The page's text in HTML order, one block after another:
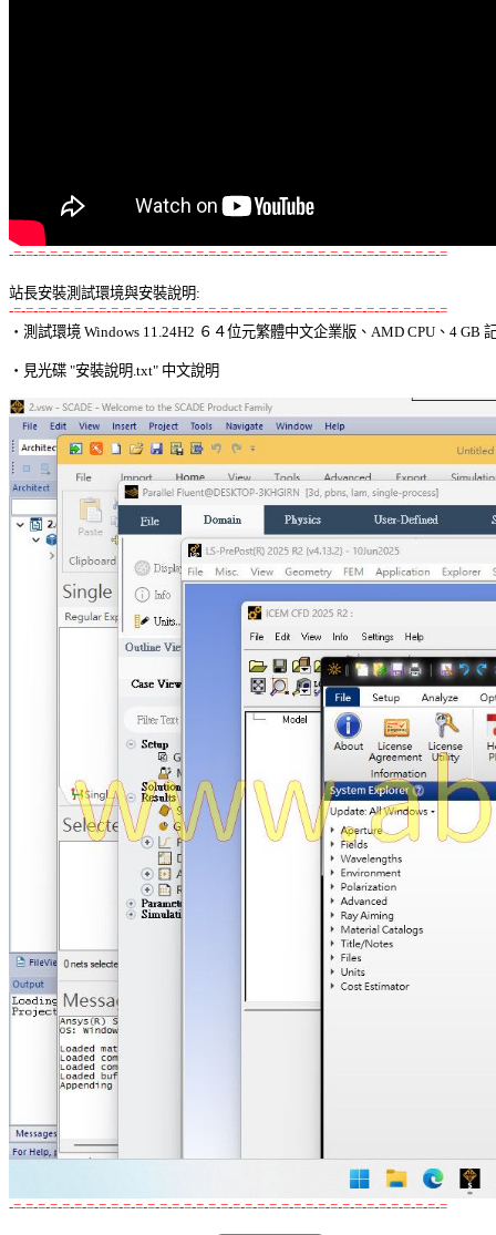
-=-=-=-=-=-=-=-=-=-=-=-=-=-=-=-=-=-=-=-=-=-=-=-=-=-=-=-=-=-=-=-=-=-=-=-=
站長安裝測試環境與安裝說明:
-=-=-=-=-=-=-=-=-=-=-=-=-=-=-=-=-=-=-=-=-=-=-=-=-=-=-=-=-=-=-=-=-=-=-=-=
‧測試環境 Windows 11.24H2 ６４位元繁體中文企業版、AMD CPU、4 GB
‧見光碟 "安裝說明.txt" 中文說明
-=-=-=-=-=-=-=-=-=-=-=-=-=-=-=-=-=-=-=-=-=-=-=-=-=-=-=-=-=-=-=-=-=-=-=-=